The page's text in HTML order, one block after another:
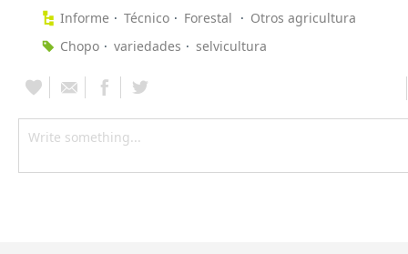
Informe Técnico Forestal
Otros agricultura
Chopo
variedades selvicultura